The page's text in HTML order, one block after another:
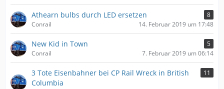
Athearn bulbs durch LED ersetzen
8
Conrail
14. Februar 2019 um 17:48
New Kid in Town
5
Conrail
7. Februar 2019 um 06:14
3 Tote Eisenbahner bei CP Rail Wreck in British
Columbia
11